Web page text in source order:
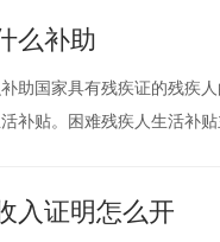
认定不能通过上述疗法恢复
么补助
助国家具有残疾证的残疾
补贴。困难残疾人生活补贴
低保标准2倍以内的一户多
入证明怎么开